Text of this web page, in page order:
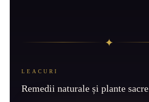
✦
LEACURI
Remedii naturale și plante sacre